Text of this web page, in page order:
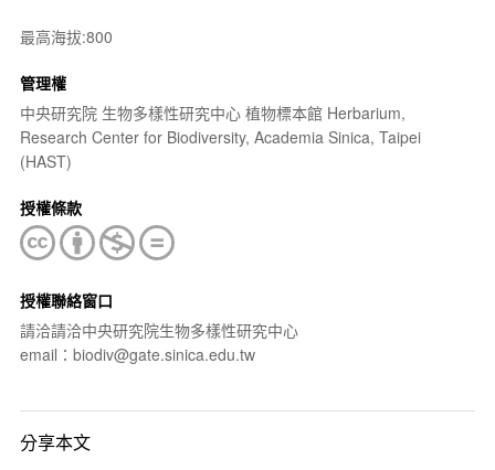
最高海拔:800
管理權
中央研究院 生物多樣性研究中心 植物標本館 Herbarium,
Research Center for Biodiversity, Academia Sinica, Taipei
(HAST)
授權條款
授權聯絡窗口
請洽請洽中央研究院生物多樣性研究中心
email：biodiv@gate.sinica.edu.tw
分享本文